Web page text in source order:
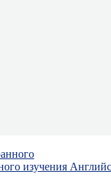
изучения